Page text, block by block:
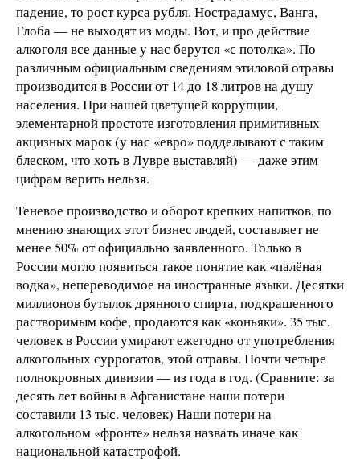
падение, то рост курса рубля. Нострадамус, Ванга,
Глоба — не выходят из моды. Вот, и про действие
алкоголя все данные у нас берутся «с потолка». По
различным официальным сведениям этиловой отравы
производится в России от 14 до 18 литров на душу
населения. При нашей цветущей коррупции,
элементарной простоте изготовления примитивных
акцизных марок (у нас «евро» подделывают с таким
блеском, что хоть в Лувре выставляй) — даже этим
цифрам верить нельзя.
Теневое производство и оборот крепких напитков, по
мнению знающих этот бизнес людей, составляет не
менее 50% от официально заявленного. Только в
России могло появиться такое понятие как «палёная
водка», непереводимое на иностранные языки. Десятки
миллионов бутылок дрянного спирта, подкрашенного
растворимым кофе, продаются как «коньяки». 35 тыс.
человек в России умирают ежегодно от употребления
алкогольных суррогатов, этой отравы. Почти четыре
полнокровных дивизии — из года в год. (Сравните: за
десять лет войны в Афганистане наши потери
составили 13 тыс. человек) Наши потери на
алкогольном «фронте» нельзя назвать иначе как
национальной катастрофой.